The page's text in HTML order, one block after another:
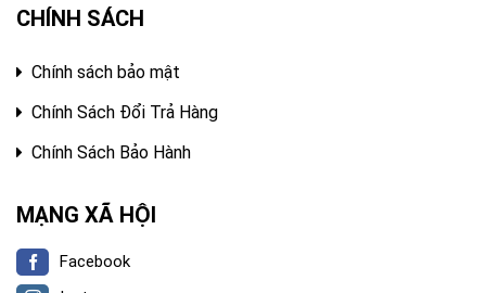
CHÍNH SÁCH
Chính sách bảo mật
Chính Sách Đổi Trả Hàng
Chính Sách Bảo Hành
MẠNG XÃ HỘI
Facebook